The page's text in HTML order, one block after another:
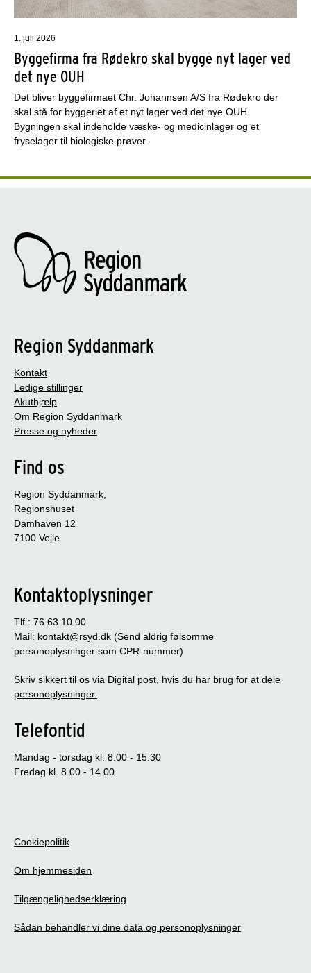
1. juli 2026
Byggefirma fra Rødekro skal bygge nyt lager ved
det nye OUH
Det bliver byggefirmaet Chr. Johannsen A/S fra Rødekro der
skal stå for byggeriet af et nyt lager ved det nye OUH.
Bygningen skal indeholde væske- og medicinlager og et
fryselager til biologiske prøver.
Region Syddanmark
Kontakt
Ledige stillinger
Akuthjælp
Om Region Syddanmark
Presse og nyheder
Find os
Region Syddanmark,
Regionshuset
Damhaven 12
7100 Vejle
Kontaktoplysninger
Tlf.: 76 63 10 00
Mail: kontakt@rsyd.dk (Send aldrig følsomme
personoplysninger som CPR-nummer)
Skriv sikkert til os via Digital post, hvis du har brug for at dele
personoplysninger.
Telefontid
Mandag - torsdag kl. 8.00 - 15.30
Fredag kl. 8.00 - 14.00
Cookiepolitik
Om hjemmesiden
Tilgængelighedserklæring
Sådan behandler vi dine data og personoplysninger